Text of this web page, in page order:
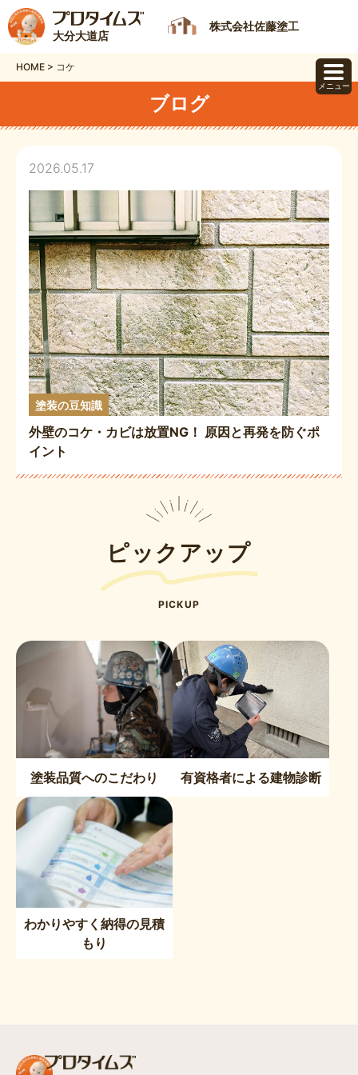
大分大道店
株式会社佐藤塗工
HOME > コケ
ブログ
2026.05.17
塗装の豆知識
外壁のコケ・カビは放置NG！ 原因と再発を防ぐポ
イント
ピックアップ
PICKUP
塗装品質へのこだわり 有資格者による建物診断
わかりやすく納得の見積
もり
メニュー